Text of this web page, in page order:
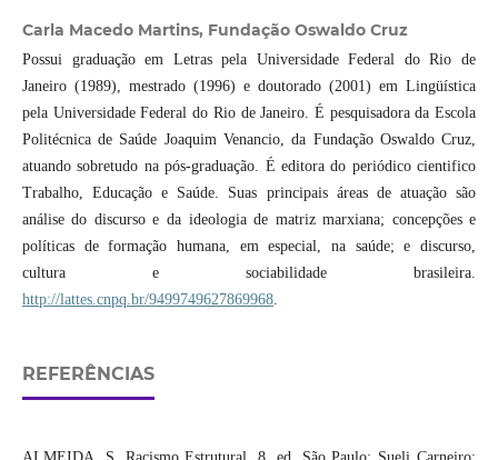
Carla Macedo Martins, Fundação Oswaldo Cruz
Possui graduação em Letras pela Universidade Federal do Rio de
Janeiro (1989), mestrado (1996) e doutorado (2001) em Lingüística
pela Universidade Federal do Rio de Janeiro. É pesquisadora da Escola
Politécnica de Saúde Joaquim Venancio, da Fundação Oswaldo Cruz,
atuando sobretudo na pós-graduação. É editora do periódico cientifico
Trabalho, Educação e Saúde. Suas principais áreas de atuação são
análise do discurso e da ideologia de matriz marxiana; concepções e
políticas de formação humana, em especial, na saúde; e discurso,
cultura e sociabilidade brasileira.
http://lattes.cnpq.br/9499749627869968.
REFERÊNCIAS